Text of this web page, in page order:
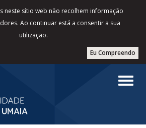
neste sítio web não recolhem informação
Ao continuar está a consentir a sua
utilização.
Eu Compreendo